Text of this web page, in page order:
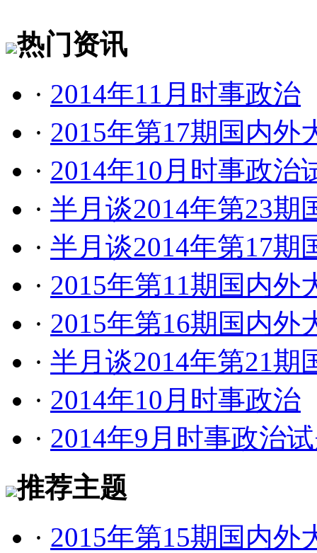
热门资讯
· 2014年11月时事政治
· 2015年第17期国内外
· 2014年10月时事政治
· 半月谈2014年第23期
· 半月谈2014年第17期
· 2015年第11期国内外
· 2015年第16期国内外
· 半月谈2014年第21期
· 2014年10月时事政治
· 2014年9月时事政治
推荐主题
· 2015年第15期国内外